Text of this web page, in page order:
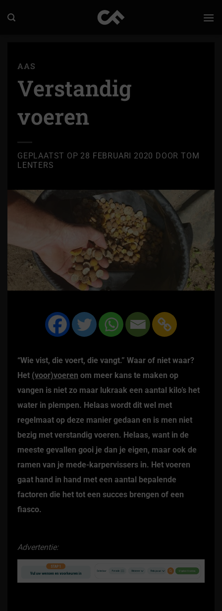
naar
AAS
Verstandig
voeren
GEPLAATST OP 28 FEBRUARI 2020 DOORTOM
LENTERS
“Wie vist, die voert, die vangt.” Waar of niet waar?
Het (voor)voeren om meer kans te maken op
vangen is niet zo maar lukraak een aantal kilo’s het
water in plempen. Helaas wordt dit wel met
regelmaat op deze manier gedaan en is men niet
bezig met verstandig voeren. Helaas, want in de
meeste gevallen gooi je dan je eigen, maar ook de
ramen van je mede-karpervissers in. Het voeren
gaat hand in hand met een aantal bepalende
factoren die het tot een succes brengen of een
fiasco.
Advertentie: